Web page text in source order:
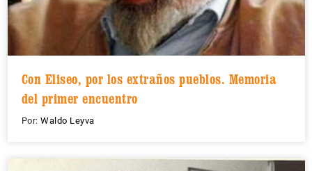
Con Eliseo, por los extraños pueblos. Memoria
del primer encuentro
Por: Waldo Leyva